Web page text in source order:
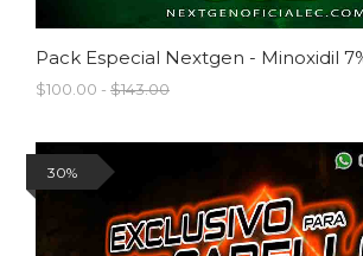
Pack Especial Nextgen - Minoxidil
$100.00 - $143.00
30%